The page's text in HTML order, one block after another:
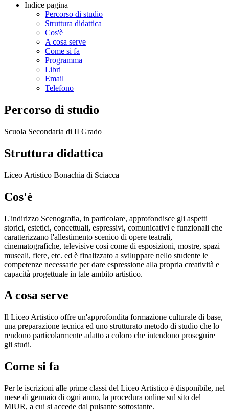
Indice pagina
Percorso di studio
Struttura didattica
Cos'è
A cosa serve
Come si fa
Programma
Libri
Email
Telefono
Percorso di studio
Scuola Secondaria di II Grado
Struttura didattica
Liceo Artistico Bonachia di Sciacca
Cos'è
L'indirizzo Scenografia, in particolare, approfondisce gli aspetti
storici, estetici, concettuali, espressivi, comunicativi e funzionali che
caratterizzano l'allestimento scenico di opere teatrali,
cinematografiche, televisive così come di esposizioni, mostre, spazi
museali, fiere, etc. ed è finalizzato a sviluppare nello studente le
competenze necessarie per dare espressione alla propria creatività e
capacità progettuale in tale ambito artistico.
A cosa serve
Il Liceo Artistico offre un'approfondita formazione culturale di base,
una preparazione tecnica ed uno strutturato metodo di studio che lo
rendono particolarmente adatto a coloro che intendono proseguire
gli studi.
Come si fa
Per le iscrizioni alle prime classi del Liceo Artistico è disponibile, nel
mese di gennaio di ogni anno, la procedura online sul sito del
MIUR, a cui si accede dal pulsante sottostante.